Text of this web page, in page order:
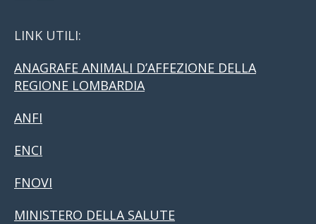
LINK UTILI:
ANAGRAFE ANIMALI D’AFFEZIONE DELLA
REGIONE LOMBARDIA
ANFI
ENCI
FNOVI
MINISTERO DELLA SALUTE